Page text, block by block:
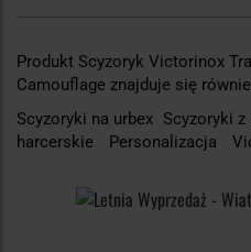
Produkt Scyzoryk Victorinox
Camouflage znajduje się
Scyzoryki na urbex Scyzoryki z
harcerskie
Personalizacja